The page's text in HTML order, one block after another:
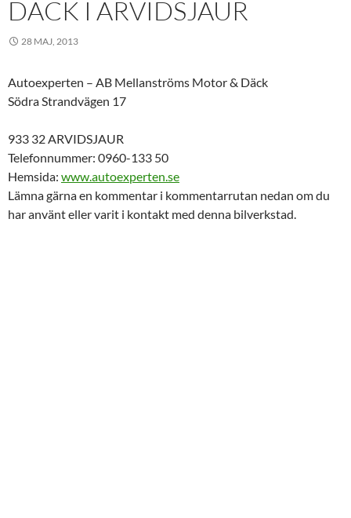
DÄCK I ARVIDSJAUR
28 MAJ, 2013
Autoexperten – AB Mellanströms Motor & Däck
Södra Strandvägen 17
933 32 ARVIDSJAUR
Telefonnummer: 0960-133 50
Hemsida: www.autoexperten.se
Lämna gärna en kommentar i kommentarrutan nedan om du
har använt eller varit i kontakt med denna bilverkstad.